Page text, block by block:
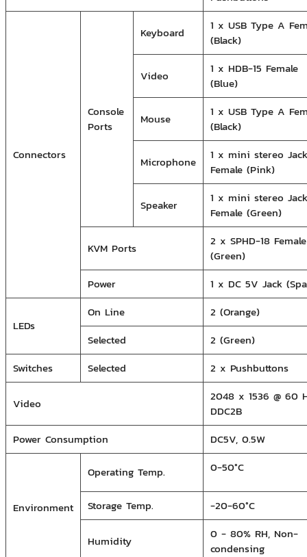
Connectors
Console
Ports
Keyboard
1 x USB Type A
(Black)
Video
1 x HDB-15 Female
(Blue)
Mouse
1 x USB Type A
(Black)
Microphone
1 x mini stereo Jack
Female (Pink)
Speaker
1 x mini stereo Jack
Female (Green)
KVM Ports
2 x SPHD-18 Female
(Green)
Power
1 x DC 5V Jack
LEDs
On Line
2 (Orange)
Selected
2 (Green)
Switches
Selected 2 x Pushbuttons
Video
2048 x 1536 @ 60
DDC2B
Power Consumption
DC5V, 0.5W
Environment
Operating Temp. 0-50°C
Storage Temp. -20-60°C
Humidity
0 - 80% RH, Non-
condensing